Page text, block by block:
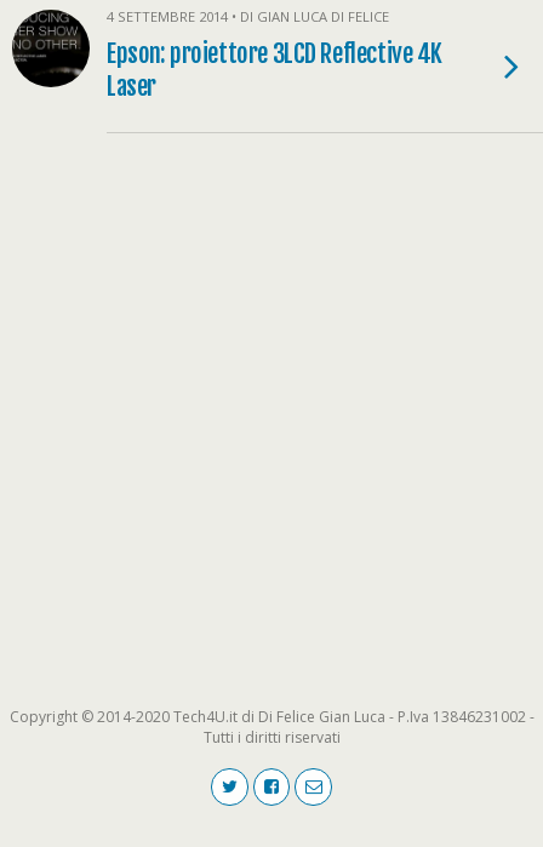
4 SETTEMBRE 2014 • DI GIAN LUCA DI FELICE
Epson: proiettore 3LCD Reflective 4K
Laser
Copyright © 2014-2020 Tech4U.it di Di Felice Gian Luca - P.Iva 13846231002 -
Tutti i diritti riservati